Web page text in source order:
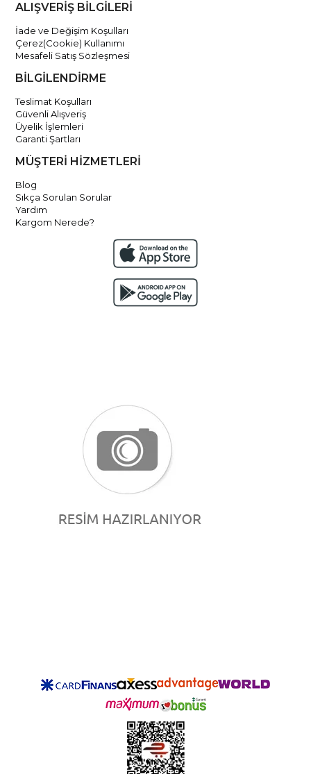
ALIŞVERİŞ BİLGİLERİ
İade ve Değişim Koşulları
Çerez(Cookie) Kullanımı
Mesafeli Satış Sözleşmesi
BİLGİLENDİRME
Teslimat Koşulları
Güvenli Alışveriş
Üyelik İşlemleri
Garanti Şartları
MÜŞTERİ HİZMETLERİ
Blog
Sıkça Sorulan Sorular
Yardım
Kargom Nerede?